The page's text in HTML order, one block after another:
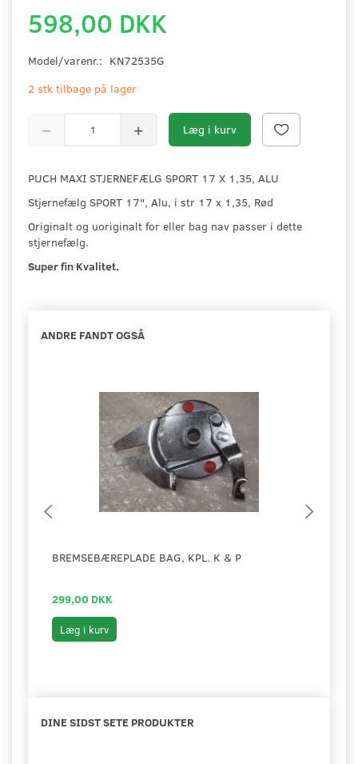
598,00 DKK
Model/varenr.: KN72535G
2 stk tilbage på lager
Læg i kurv
PUCH MAXI STJERNEFÆLG SPORT 17 X 1,35, ALU
Stjernefælg SPORT 17", Alu, i str 17 x 1,35, Rød
Originalt og uoriginalt for eller bag nav passer i dette
stjernefælg.
Super fin Kvalitet.
ANDRE FANDT OGSÅ
BREMSEBÆREPLADE BAG, KPL. K & P
299,00 DKK
Læg i kurv
DINE SIDST SETE PRODUKTER